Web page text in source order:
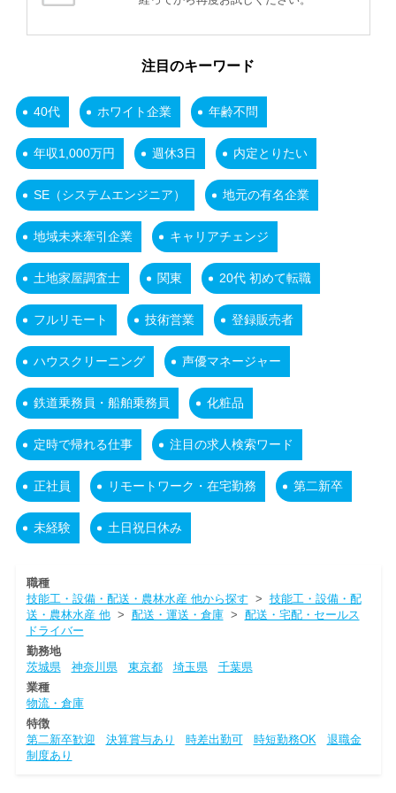
注目のキーワード
40代 ホワイト企業 年齢不問
年収1,000万円 週休3日 内定とりたい
SE（システムエンジニア） 地元の有名企業
地域未来牽引企業 キャリアチェンジ
土地家屋調査士 関東 20代 初めて転職
フルリモート 技術営業 登録販売者
ハウスクリーニング 声優マネージャー
鉄道乗務員・船舶乗務員 化粧品
定時で帰れる仕事 注目の求人検索ワード
正社員 リモートワーク・在宅勤務 第二新卒
未経験 土日祝日休み
職種
技能工・設備・配送・農林水産 他から探す > 技能工・設備・配
送・農林水産 他> 配送・運送・倉庫> 配送・宅配・セールス
ドライバー
勤務地
茨城県
神奈川県 東京都 埼玉県
千葉県
業種
物流・倉庫
特徴
第二新卒歓迎
決算賞与あり 時差出勤可 時短勤務OK
退職金
制度あり